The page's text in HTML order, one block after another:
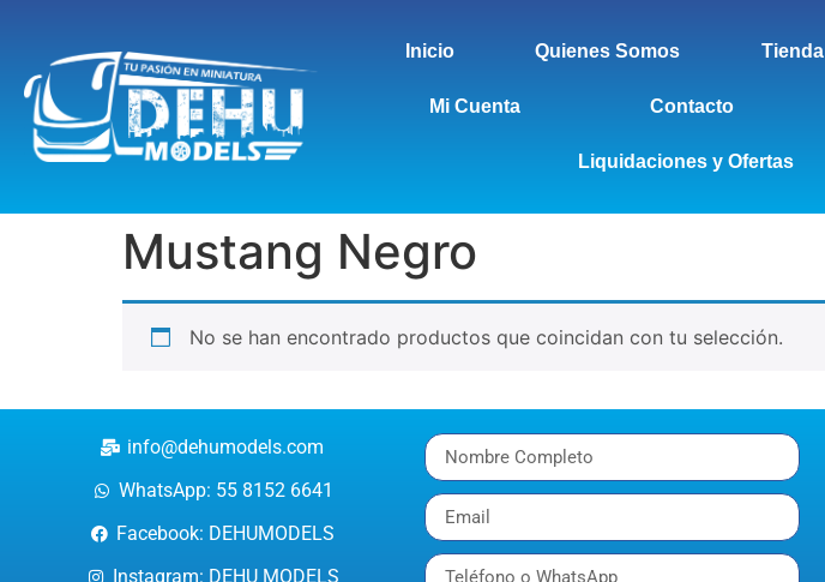
Inicio Quienes Somos Tienda
Mi Cuenta Contacto
Liquidaciones y Ofertas
Mustang Negro
No se han encontrado productos que coincidan con tu selección.
info@dehumodels.com
WhatsApp: 55 8152 6641
Facebook: DEHUMODELS
Instagram: DEHU MODELS